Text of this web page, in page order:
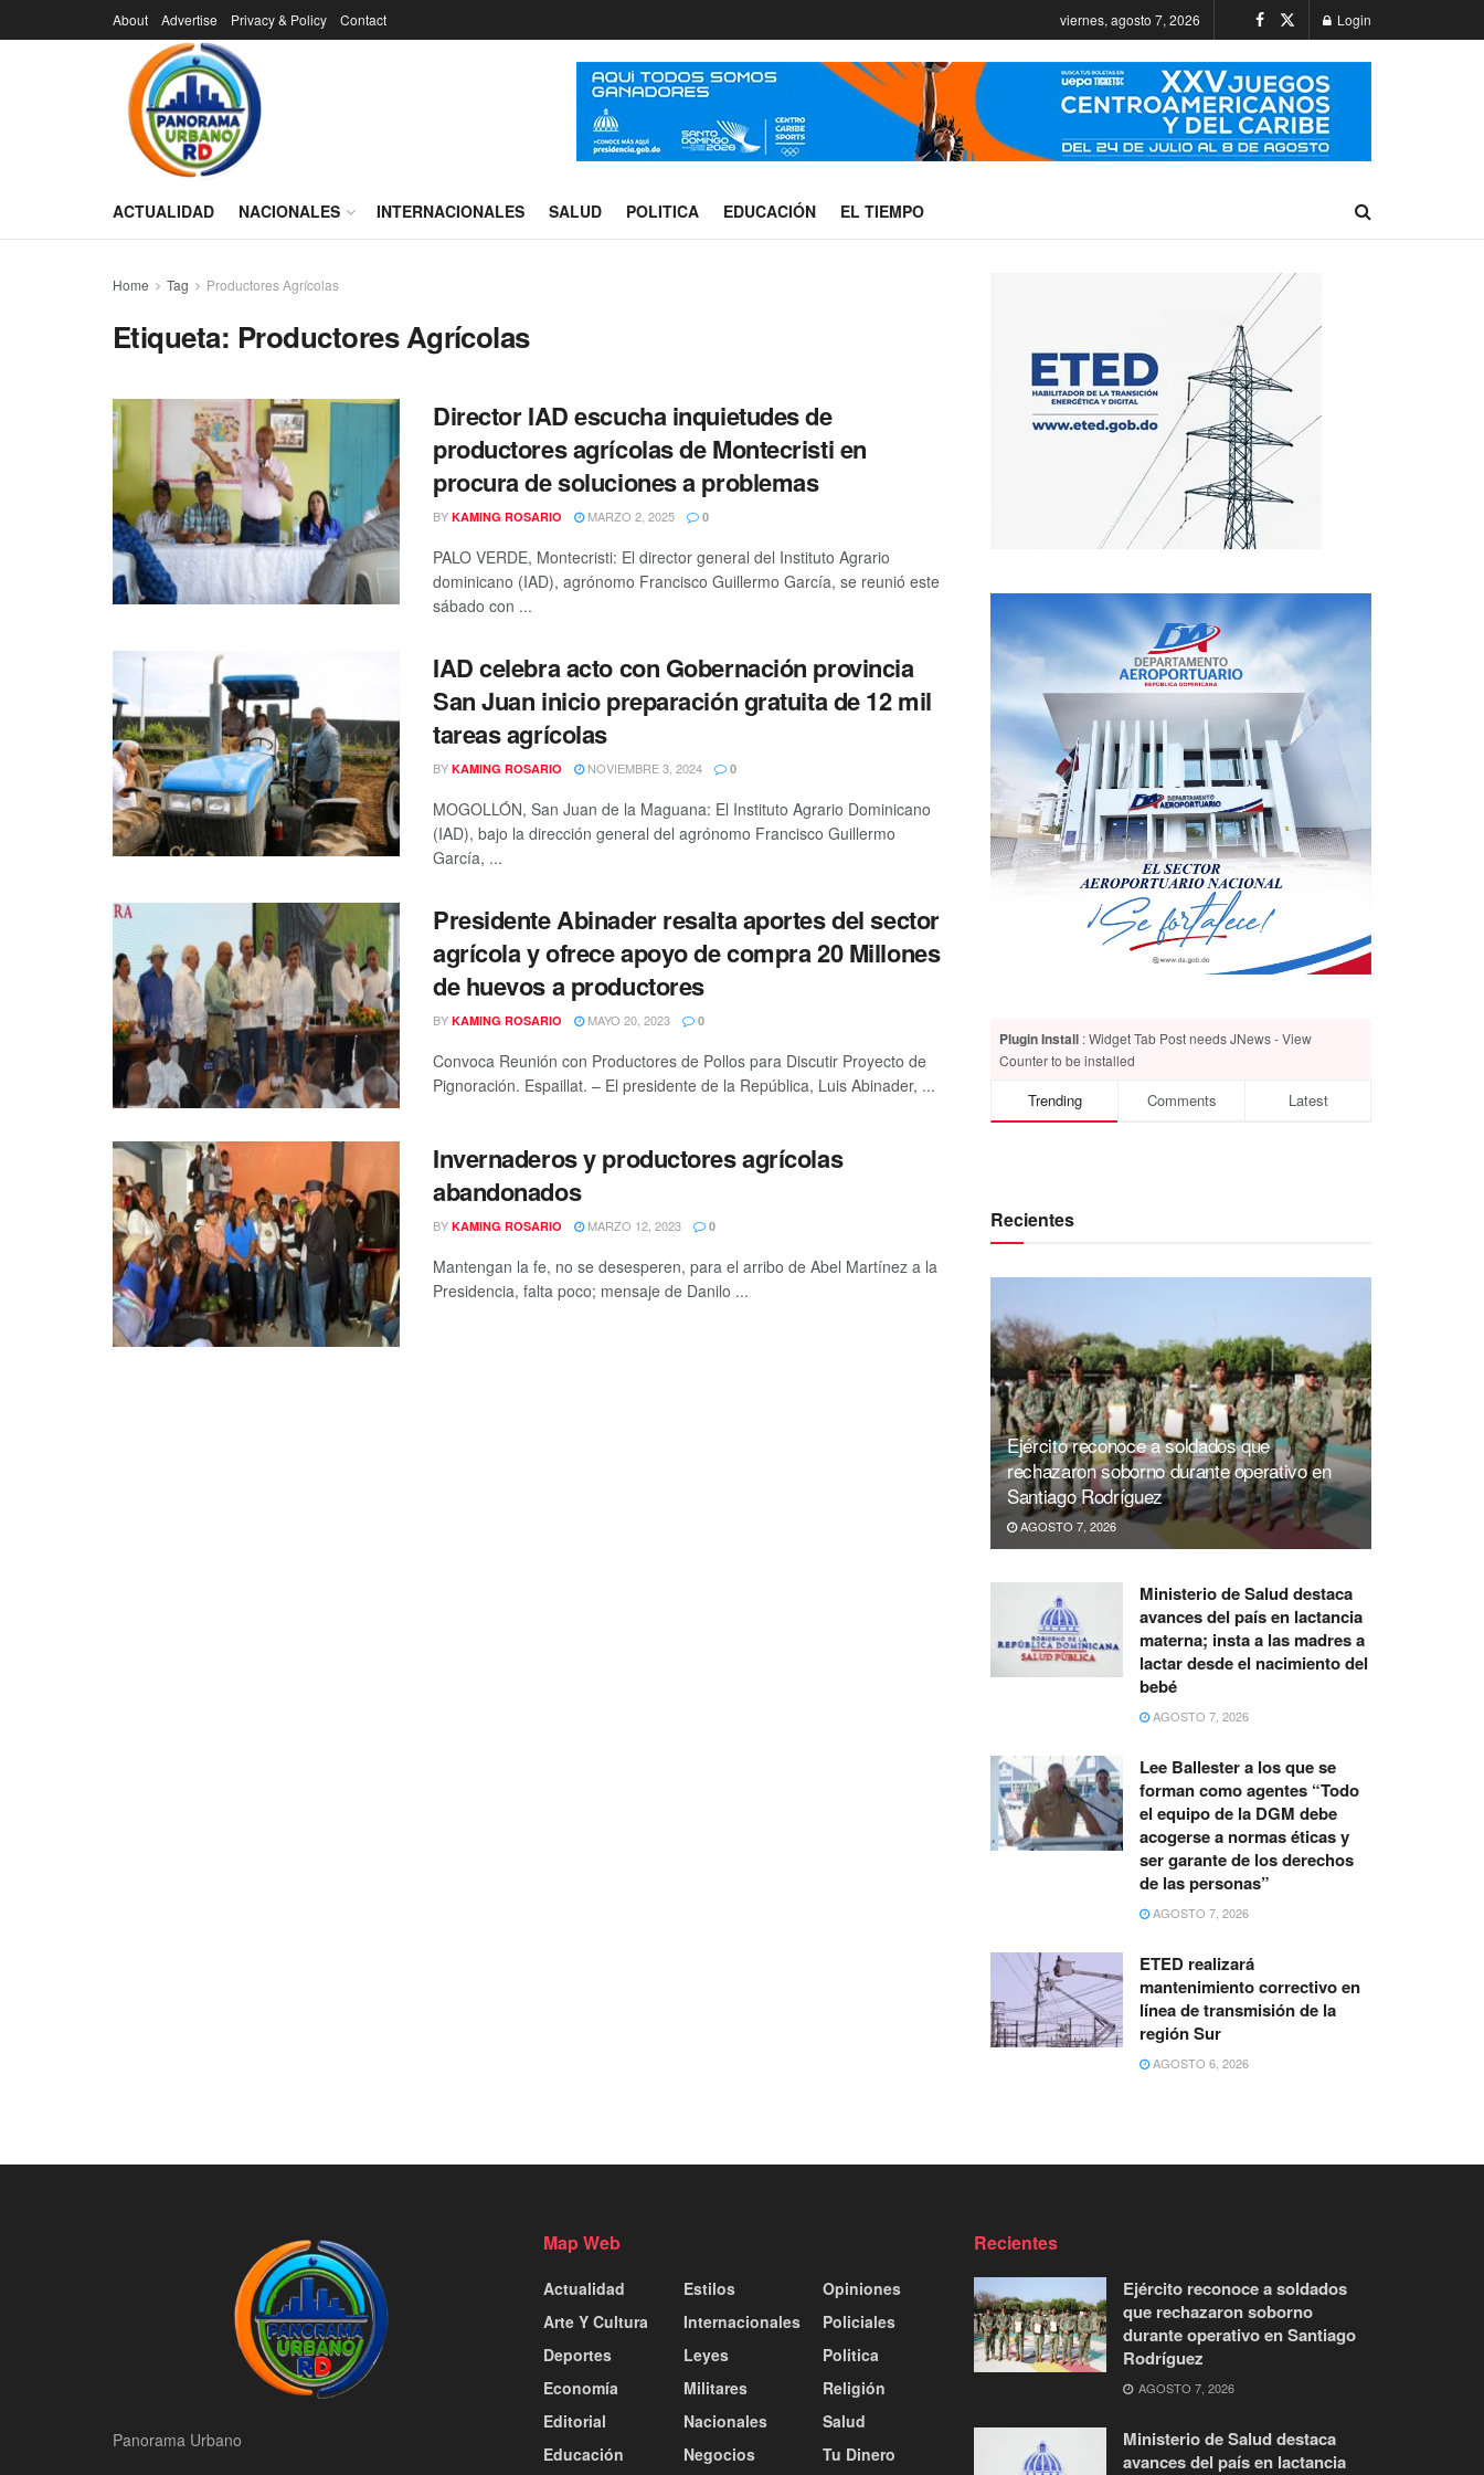
About Advertise Privacy & Policy Contact viernes, agosto 7, 2026 Login
ACTUALIDAD NACIONALES INTERNACIONALES SALUD POLITICA EDUCACIÓN EL TIEMPO
Home Tag Productores Agrícolas
Etiqueta: Productores Agrícolas
Director IAD escucha inquietudes de
productores agrícolas de Montecristi en
procura de soluciones a problemas
BY KAMING ROSARIO MARZO 2, 2025 0
PALO VERDE, Montecristi: El director general del Instituto Agrario
dominicano (IAD), agrónomo Francisco Guillermo García, se reunió este
sábado con ...
IAD celebra acto con Gobernación provincia
San Juan inicio preparación gratuita de 12 mil
tareas agrícolas
BY KAMING ROSARIO NOVIEMBRE 3, 2024 0
MOGOLLÓN, San Juan de la Maguana: El Instituto Agrario Dominicano
(IAD), bajo la dirección general del agrónomo Francisco Guillermo
García, ...
Presidente Abinader resalta aportes del sector
agrícola y ofrece apoyo de compra 20 Millones
de huevos a productores
BY KAMING ROSARIO MAYO 20, 2023 0
Convoca Reunión con Productores de Pollos para Discutir Proyecto de
Pignoración. Espaillat. – El presidente de la República, Luis Abinader, ...
Invernaderos y productores agrícolas
abandonados
BY KAMING ROSARIO MARZO 12, 2023 0
Mantengan la fe, no se desesperen, para el arribo de Abel Martínez a la
Presidencia, falta poco; mensaje de Danilo ...
Plugin Install : Widget Tab Post needs JNews - View
Counter to be installed
Trending Comments Latest
Recientes
Ejército reconoce a soldados que
rechazaron soborno durante operativo en
Santiago Rodríguez
AGOSTO 7, 2026
Ministerio de Salud destaca
avances del país en lactancia
materna; insta a las madres a
lactar desde el nacimiento del
bebé
AGOSTO 7, 2026
Lee Ballester a los que se
forman como agentes “Todo
el equipo de la DGM debe
acogerse a normas éticas y
ser garante de los derechos
de las personas”
AGOSTO 7, 2026
ETED realizará
mantenimiento correctivo en
línea de transmisión de la
región Sur
AGOSTO 6, 2026
Panorama Urbano
Map Web
Actualidad
Arte Y Cultura
Deportes
Economía
Editorial
Educación
Estilos
Internacionales
Leyes
Militares
Nacionales
Negocios
Opiniones
Policiales
Politica
Religión
Salud
Tu Dinero
Recientes
Ejército reconoce a soldados
que rechazaron soborno
durante operativo en Santiago
Rodríguez
AGOSTO 7, 2026
Ministerio de Salud destaca
avances del país en lactancia